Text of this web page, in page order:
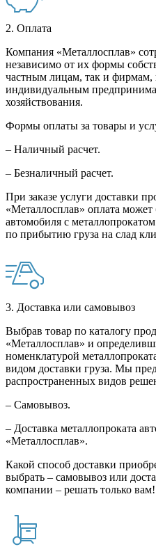
2. Оплата
Компания «Металлосплав»
независимо от их формы
частным лицам, так и фирмам,
индивидуальным
хозяйствования.
Формы оплаты за товары и
– Наличный расчет.
– Безналичный расчет.
При заказе услуги доставки
«Металлосплав» оплата
автомобиля с
по прибытию груза на слад
3. Доставка или самовывоз
Выбрав товар по каталогу
«Металлосплав» и
номенклатурой
видом доставки груза. Мы
распространенных видов
– Самовывоз.
– Доставка металлопроката
«Металлосплав».
Какой способ доставки
выбрать – самовывоз или
компании – решать только вам!